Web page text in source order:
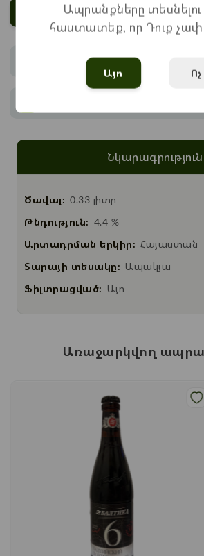
Ավելացնել
Վճարում
Նկարագրություն
Ծավալ: 0.33 լիտր
Թնդություն: 4.4 %
Արտադրման երկիր: Հայաստան
Տարայի տեսակը: Ապակյա
Ֆիլտրացված: Այո
Առաջարկվող
Ապրանքները
հաստատեք, որ Դուք
Այո Ոչ